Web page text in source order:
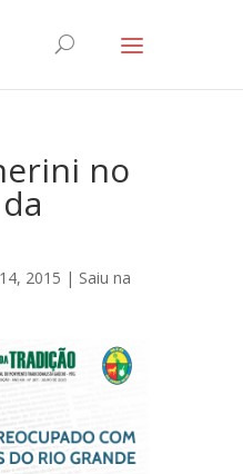
no
2015 | Saiu na